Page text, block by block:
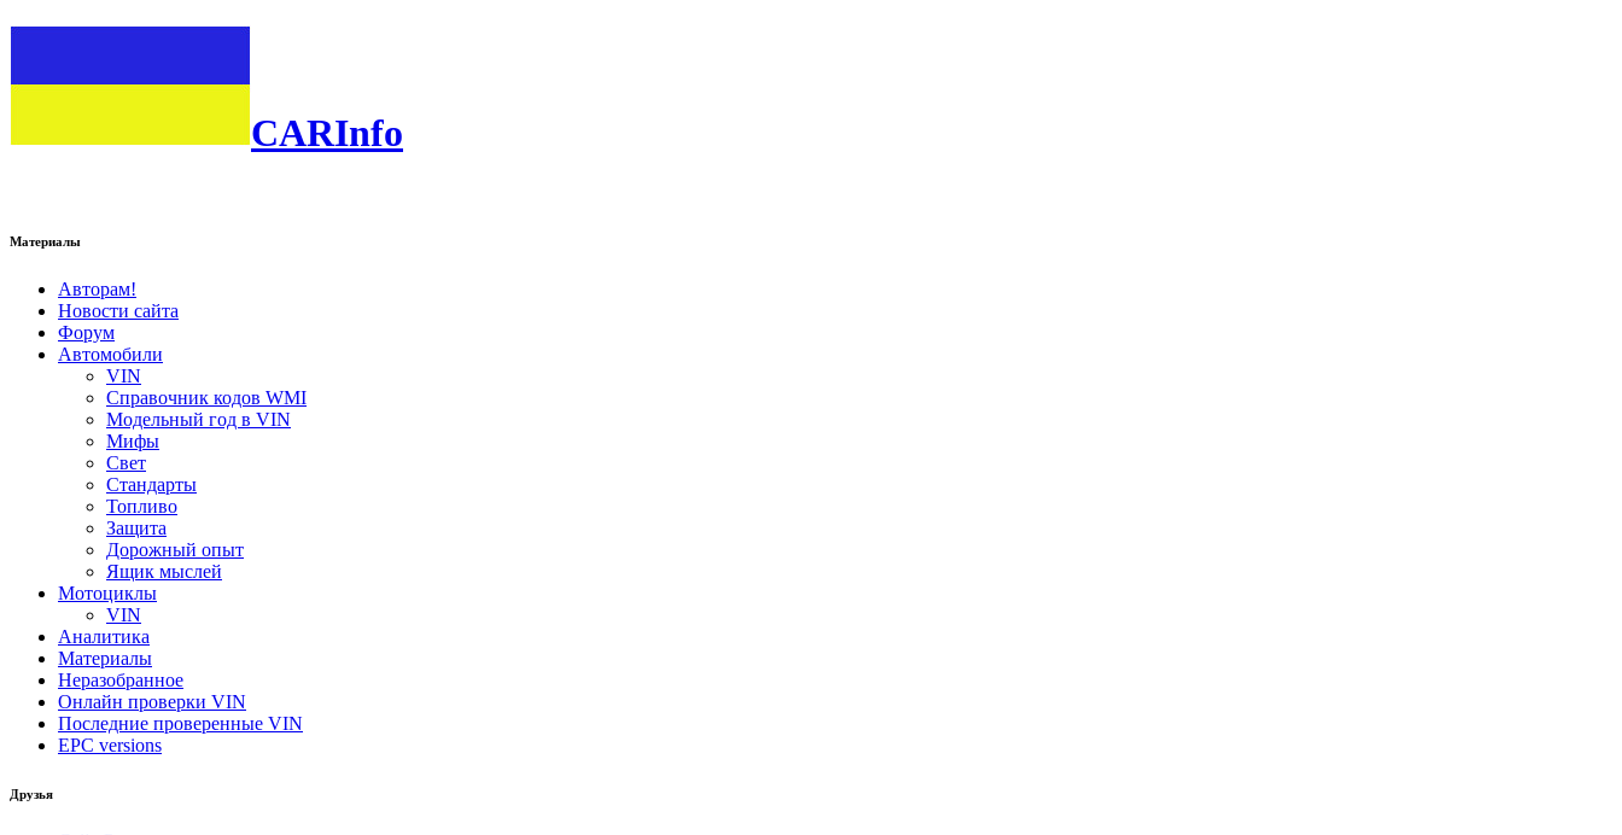
CARInfo
Материалы
Авторам!
Новости сайта
Форум
Автомобили
VIN
Справочник кодов WMI
Модельный год в VIN
Мифы
Свет
Стандарты
Топливо
Защита
Дорожный опыт
Ящик мыслей
Мотоциклы
VIN
Аналитика
Материалы
Неразобранное
Онлайн проверки VIN
Последние проверенные VIN
EPC versions
Друзья